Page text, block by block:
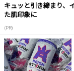
キュッと引き締まり、
た肌印象に
(PR)